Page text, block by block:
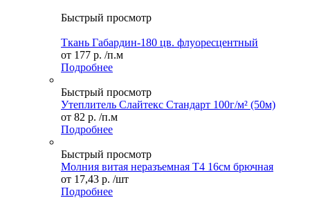
Быстрый просмотр
Ткань Габардин-180 цв. флуоресцентный
от 177 р. /п.м
Подробнее
Быстрый просмотр
Утеплитель Слайтекс Стандарт 100г/м² (50м)
от 82 р. /п.м
Подробнее
Быстрый просмотр
Молния витая неразъемная Т4 16см брючная
от 17,43 р. /шт
Подробнее